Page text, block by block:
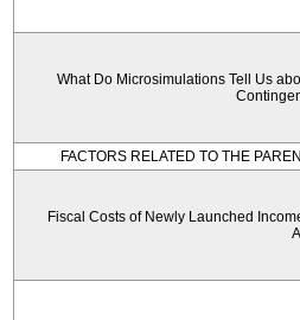
What Do Microsimulations Tell Us
FACTORS RELATED TO THE
Fiscal Costs of Newly Launched